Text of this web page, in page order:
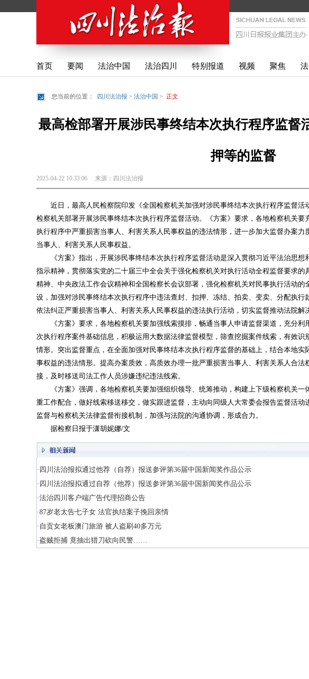
首页 要闻 法治中国 法治四川 特别报道 视频 聚焦
您当前的位置： 四川法治报 > 法治中国 > 正文
最高检部署开展涉民事终结本次执行程序监督
押等的监督
2025-04-22 10:33:06 来源： 四川法治报
近日，最高人民检察院印发《全国检察机关加强对涉民事终结本次执行程序监督活
检察机关部署开展涉民事终结本次执行程序监督活动。《方案》要求，各地检察机关
执行程序中严重损害当事人、利害关系人民事权益的违法情形，进一步加大监督办案
当事人、利害关系人民事权益。
《方案》指出，开展涉民事终结本次执行程序监督活动是深入贯彻习近平法治思想
指示精神，贯彻落实党的二十届三中全会关于强化检察机关对执行活动全程监督要求
精神、中央政法工作会议精神和全国检察长会议部署，强化检察机关对民事执行活动
设，加强对涉民事终结本次执行程序中违法查封、扣押、冻结、拍卖、变卖、分配执
依法纠正严重损害当事人、利害关系人民事权益的违法执行活动，切实监督推动法院解
《方案》要求，各地检察机关要加强线索摸排，畅通当事人申请监督渠道，充分利
次执行程序案件基础信息，积极运用大数据法律监督模型，筛查挖掘案件线索，有效
情形。突出监督重点，在全面加强对民事终结本次执行程序监督的基础上，结合本地
事权益的违法情形。提高办案质效，高质效办理一批严重损害当事人、利害关系人合
接，及时移送司法工作人员涉嫌违纪违法线索。
《方案》强调，各地检察机关要加强组织领导、统筹推动，构建上下级检察机关一
重工作配合，做好线索移送移交，做实跟进监督，主动向同级人大常委会报告监督活
监督与检察机关法律监督衔接机制，加强与法院的沟通协调，形成合力。
据检察日报于潇胡妮娜/文
·四川法治报拟通过他荐（自荐）报送参评第36届中国新闻奖作品公示
·四川法治报拟通过自荐（他荐）报送参评第36届中国新闻奖作品公示
·法治四川客户端广告代理招商公告
·87岁老太告七子女 法官执结案子挽回亲情
·自贡女老板澳门旅游 被人盗刷40多万元
·盗贼拒捕 竟抽出猎刀砍向民警……